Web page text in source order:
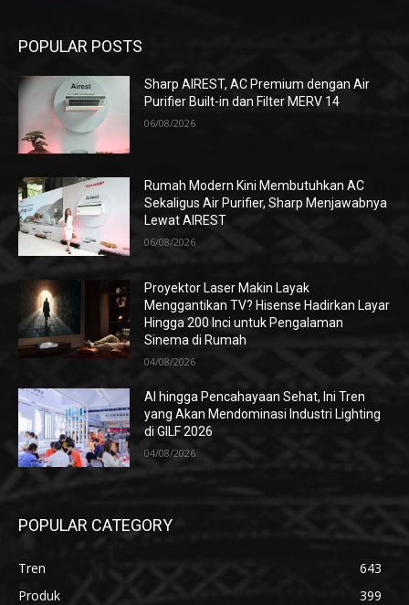
POPULAR POSTS
Sharp AIREST, AC Premium dengan Air
Purifier Built-in dan Filter MERV 14
06/08/2026
Rumah Modern Kini Membutuhkan AC
Sekaligus Air Purifier, Sharp Menjawabnya
Lewat AIREST
06/08/2026
Proyektor Laser Makin Layak
Menggantikan TV? Hisense Hadirkan Layar
Hingga 200 Inci untuk Pengalaman
Sinema di Rumah
04/08/2026
AI hingga Pencahayaan Sehat, Ini Tren
yang Akan Mendominasi Industri Lighting
di GILF 2026
04/08/2026
POPULAR CATEGORY
Tren
643
Produk
399